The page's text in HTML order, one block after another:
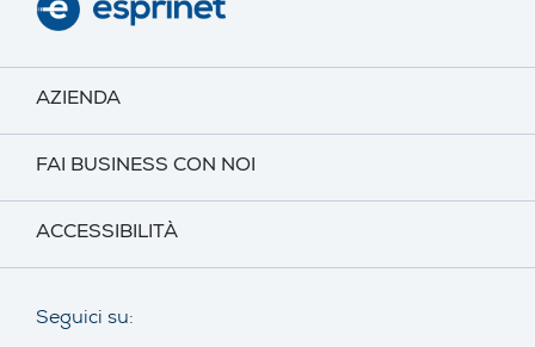
AZIENDA
FAI BUSINESS CON NOI
ACCESSIBILITÀ
Seguici su: